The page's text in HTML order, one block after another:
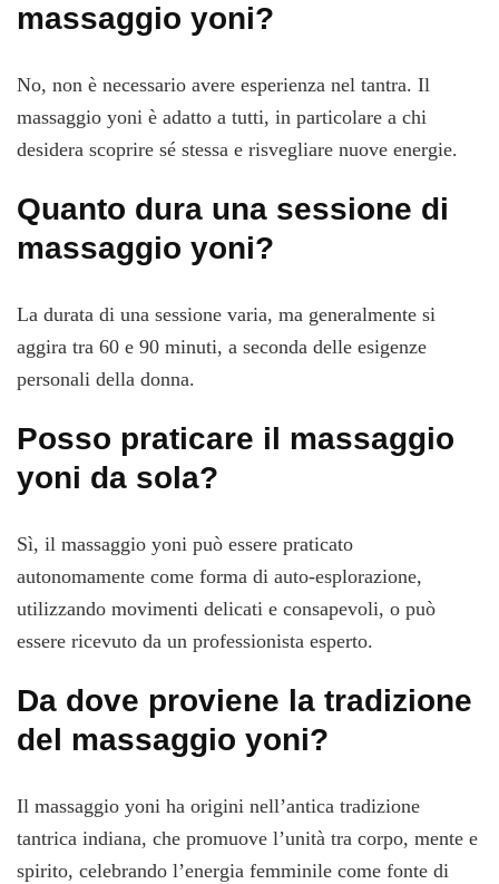
massaggio yoni?
No, non è necessario avere esperienza nel tantra. Il
massaggio yoni è adatto a tutti, in particolare a chi
desidera scoprire sé stessa e risvegliare nuove energie.
Quanto dura una sessione di
massaggio yoni?
La durata di una sessione varia, ma generalmente si
aggira tra 60 e 90 minuti, a seconda delle esigenze
personali della donna.
Posso praticare il massaggio
yoni da sola?
Sì, il massaggio yoni può essere praticato
autonomamente come forma di auto-esplorazione,
utilizzando movimenti delicati e consapevoli, o può
essere ricevuto da un professionista esperto.
Da dove proviene la tradizione
del massaggio yoni?
Il massaggio yoni ha origini nell’antica tradizione
tantrica indiana, che promuove l’unità tra corpo, mente e
spirito, celebrando l’energia femminile come fonte di